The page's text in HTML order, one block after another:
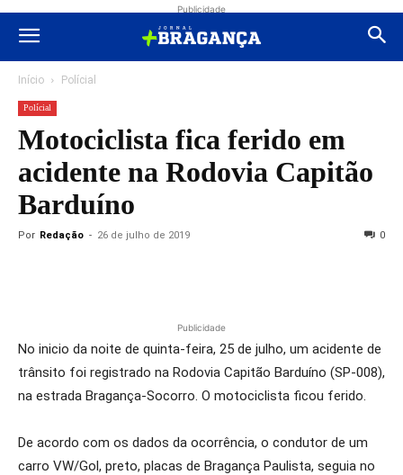
Publicidade
Início Polícial
Polícial
Motociclista fica ferido em
acidente na Rodovia Capitão
Barduíno
Por Redação - 26 de julho de 2019 0
Publicidade
No inicio da noite de quinta-feira, 25 de julho, um acidente de
trânsito foi registrado na Rodovia Capitão Barduíno (SP-008),
na estrada Bragança-Socorro. O motociclista ficou ferido.
De acordo com os dados da ocorrência, o condutor de um
carro VW/Gol, preto, placas de Bragança Paulista, seguia no